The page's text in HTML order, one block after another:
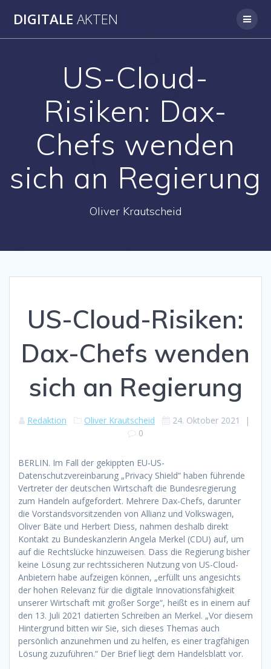
DIGITALE AKTEN
US-Cloud-
Risiken: Dax-
Chefs wenden
sich an Regierung
Oliver Krautscheid
US-Cloud-Risiken:
Dax-Chefs wenden
sich an Regierung
Redaktion Oliver Krautscheid 24. Oktober 2021
|
0
BERLIN. Im Fall der gekippten EU-US-
Datenschutzvereinbarung „Privacy Shield“ haben führende
Vertreter der deutschen Wirtschaft die Bundesregierung
zum Handeln aufgefordert. Mehrere Dax-Chefs, darunter
die Vorstandsvorsitzenden von Allianz und Volkswagen,
Oliver Bäte und Herbert Diess, nahmen deshalb direkt
Kontakt zu Bundeskanzlerin Angela Merkel (CDU) auf, um
auf die Rechtslücke hinzuweisen. Dass die Regierung bisher
keine Lösung zur rechtssicheren Nutzung von US-Cloud-
Anbietern habe aufzeigen können, „erfüllt uns angesichts
der hohen Relevanz für die digitale Innovationsfähigkeit
unserer Wirtschaft mit großer Sorge“, heißt es in einem auf
den 13. Juli 2021 datierten Schreiben an Merkel. „Vor diesem
Hintergrund bitten wir Sie, sich dieses Themas auch
persönlich anzunehmen und zu helfen, es einer tragfähigen
Lösung zuzuführen.“ Der Brief liegt dem Handelsblatt vor.